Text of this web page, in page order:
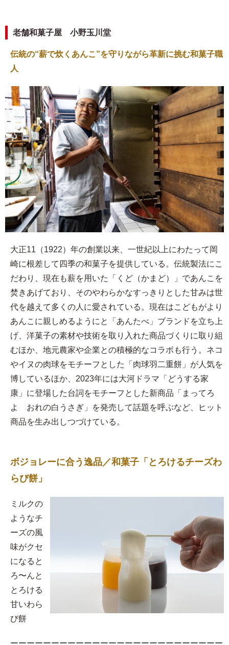
老舗和菓子屋 小野玉川堂
伝統の“薪で炊くあんこ”を守りながら革新に挑む和菓子職
人
大正11（1922）年の創業以来、一世紀以上にわたって岡
崎に根差して四季の和菓子を提供している。伝統製法にこ
だわり、現在も薪を用いた「くど（かまど）」であんこを
焚きあげており、そのやわらかなすっきりとした甘みは世
代を越えて多くの人に愛されている。現在はこどもがより
あんこに親しめるようにと「あんたべ」ブランドを立ち上
げ、洋菓子の素材や技術を取り入れた商品づくりに取り組
むほか、地元農家や企業との積極的なコラボも行う。ネコ
やイヌの肉球をモチーフとした「肉球羽二重餅」が人気を
博しているほか、2023年には大河ドラマ「どうする家
康」に登場した台詞をモチーフとした新商品「まってろ
よ おれの白うさぎ」を発売して話題を呼ぶなど、ヒット
商品を生み出しつづけている。
ボジョレーに合う逸品／和菓子「とろけるチーズわ
らび餅」
​ミルクの
ようなチ
ーズの風
味がクセ
になると
ろ〜んと
とろける
甘いわら
び餅